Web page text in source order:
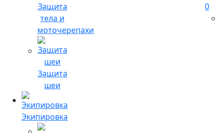
Защита
тела и
моточерепахи
Защита
шеи
Экипировка
0